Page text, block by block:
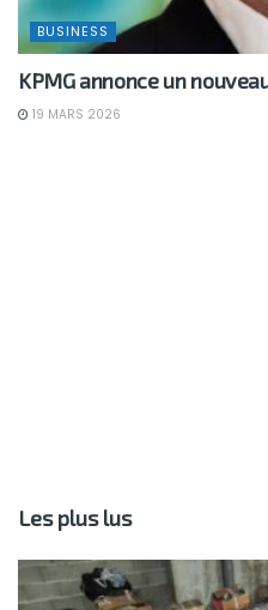
BUSINESS
KPMG annonce un
19 MARS 2026
Les plus lus